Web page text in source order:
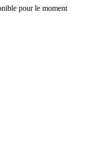
pour le moment